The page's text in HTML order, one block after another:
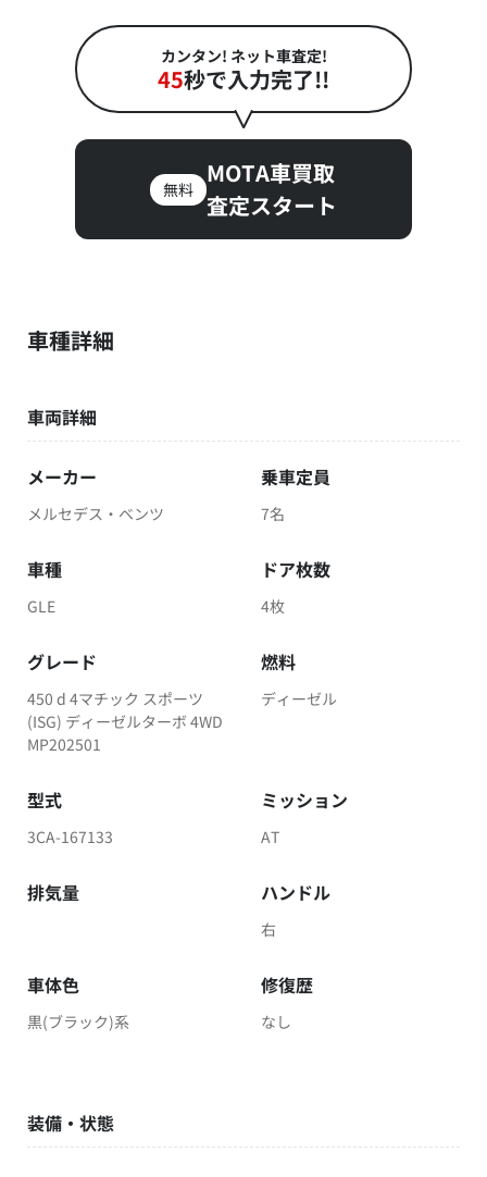
カンタン! ネット車査定!
45秒で入力完了!!
無料
MOTA車買取
査定スタート
車種詳細
車両詳細
メーカー
メルセデス・ベンツ
乗車定員
7名
車種
GLE
ドア枚数
4枚
グレード
450 d 4マチック スポーツ
(ISG) ディーゼルターボ 4WD
MP202501
燃料
ディーゼル
型式
3CA-167133
ミッション
AT
排気量 ハンドル
右
車体色
黒(ブラック)系
修復歴
なし
装備・状態